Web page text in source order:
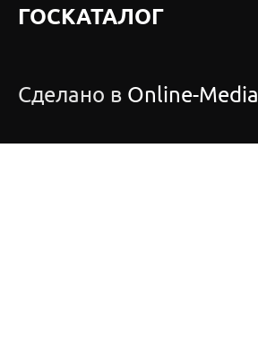
ГОСКАТАЛОГ
Сделано в Online-Media